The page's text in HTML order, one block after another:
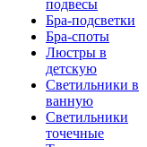
подвесы
Бра-подсветки
Бра-споты
Люстры в
детскую
Светильники в
ванную
Светильники
точечные